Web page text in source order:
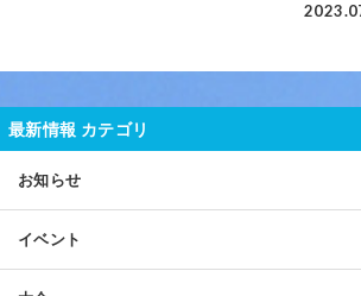
最新情報 カテゴリ
お知らせ
イベント